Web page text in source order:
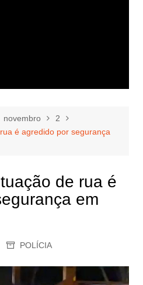
novembro
2
é agredido por segurança
de rua é
em
POLÍCIA